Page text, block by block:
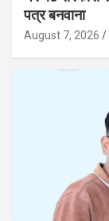
पत्र बनवाना
August 7, 2026